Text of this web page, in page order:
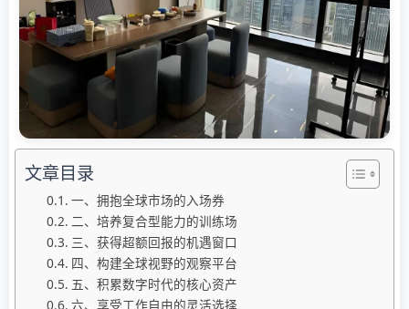
文章目录
一、拥抱全球市场的入场券
二、培养复合型能力的训练场
三、获得超额回报的机遇窗口
四、构建全球视野的观察平台
五、积累数字时代的核心资产
六、享受工作自由的灵活选择